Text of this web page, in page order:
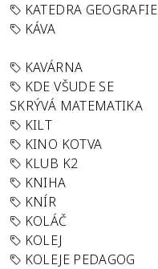
KATEDRA GEOGRAFIE
KÁVA
KAVÁRNA
KDE VŠUDE SE
SKRÝVÁ MATEMATIKA
KILT
KINO KOTVA
KLUB K2
KNIHA
KNÍR
KOLÁČ
KOLEJ
KOLEJE PEDAGOG